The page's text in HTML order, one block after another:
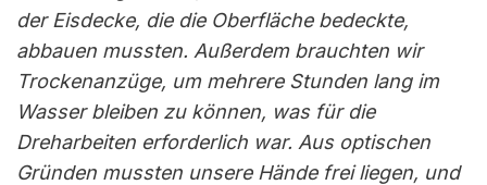
der Eisdecke, die die Oberfläche bedeckte,
abbauen mussten. Außerdem brauchten wir
Trockenanzüge, um mehrere Stunden lang im
Wasser bleiben zu können, was für die
Dreharbeiten erforderlich war. Aus optischen
Gründen mussten unsere Hände frei liegen, und